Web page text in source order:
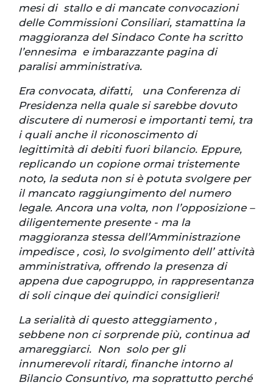
mesi di stallo e di mancate convocazioni
delle Commissioni Consiliari, stamattina la
maggioranza del Sindaco Conte ha scritto
l’ennesima e imbarazzante pagina di
paralisi amministrativa.
Era convocata, difatti, una Conferenza di
Presidenza nella quale si sarebbe dovuto
discutere di numerosi e importanti temi, tra
i quali anche il riconoscimento di
legittimità di debiti fuori bilancio. Eppure,
replicando un copione ormai tristemente
noto, la seduta non si è potuta svolgere per
il mancato raggiungimento del numero
legale. Ancora una volta, non l’opposizione –
diligentemente presente - ma la
maggioranza stessa dell’Amministrazione
impedisce , così, lo svolgimento dell’ attività
amministrativa, offrendo la presenza di
appena due capogruppo, in rappresentanza
di soli cinque dei quindici consiglieri!
La serialità di questo atteggiamento ,
sebbene non ci sorprende più, continua ad
amareggiarci. Non solo per gli
innumerevoli ritardi, finanche intorno al
Bilancio Consuntivo, ma soprattutto perché